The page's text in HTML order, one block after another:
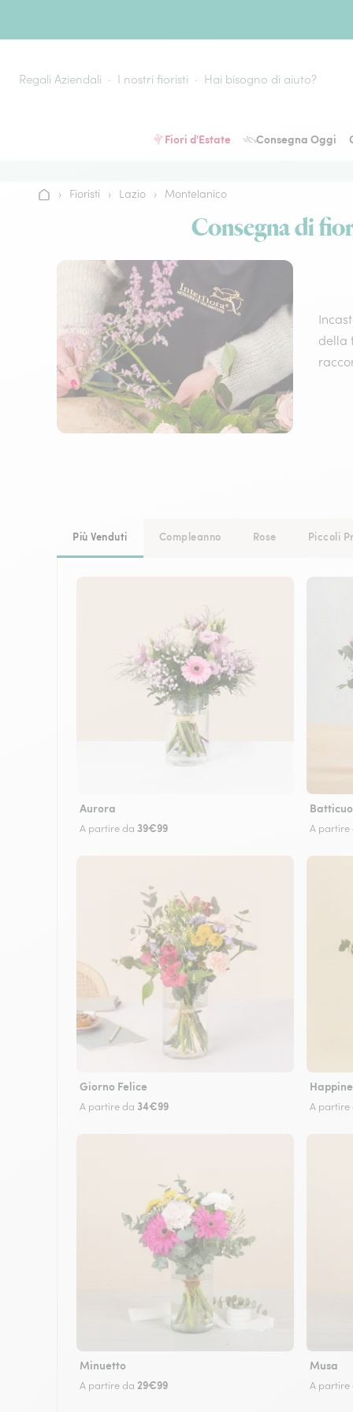
Regali Aziendali I nostri fioristi Hai bisogno di aiuto?
Fiori d'Estate Consegna Oggi
Home› Fioristi › Lazio › Montelanico
Consegna di
della
Più Venduti Compleanno Rose Piccoli
Aurora
A partire da 39€99 A
Giorno Felice
A partire da 34€99 A
Minuetto
A partire da 29€99
Musa
A